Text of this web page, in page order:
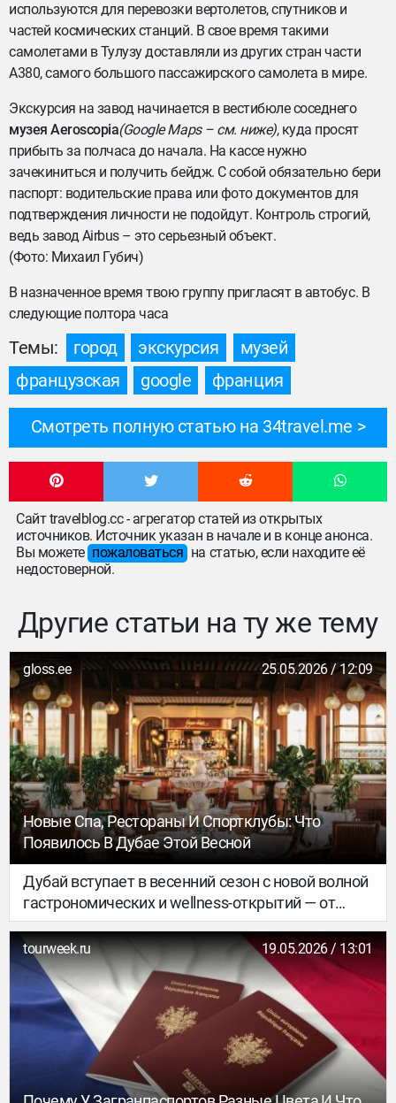
используются для перевозки вертолетов, спутников и
частей космических станций. В свое время такими
самолетами в Тулузу доставляли из других стран части
А380, самого большого пассажирского самолета в мире.
Экскурсия на завод начинается в вестибюле соседнего
музея Aeroscopia(Google Maps – см. ниже), куда просят
прибыть за полчаса до начала. На кассе нужно
зачекиниться и получить бейдж. С собой обязательно бери
паспорт: водительские права или фото документов для
подтверждения личности не подойдут. Контроль строгий,
ведь завод Airbus – это серьезный объект.
(Фото: Михаил Губич)
В назначенное время твою группу пригласят в автобус. В
следующие полтора часа
Темы: город экскурсия
музей
французская
google франция
Смотреть полную статью на 34travel.me
Сайт travelblog.cc - агрегатор статей из открытых
источников. Источник указан в начале и в конце анонса.
Вы можете пожаловаться на статью, если находите её
недостоверной.
Другие статьи на ту же тему
gloss.ee 25.05.2026 / 12:09
Новые Спа, Рестораны И Спортклубы: Что
Появилось В Дубае Этой Весной
Дубай вступает в весенний сезон с новой волной
гастрономических и wellness-открытий — от
камерных chef’s table и анатолийских ифтаров до
первых на островах спортивных клубов и спа-
пространств от культовых бьюти-брендов. В
отелях The Palm и на Bluewaters появляются
форматы, которые меняют привычный
сценарий отдыха: теперь это не только про пляж
и рестораны, но и про приватные ужины,
комьюнити-спорт и полноценные wellbeing-
ритуалы. Рассказываем, какие новые точки
tourweek.ru 19.05.2026 / 13:01